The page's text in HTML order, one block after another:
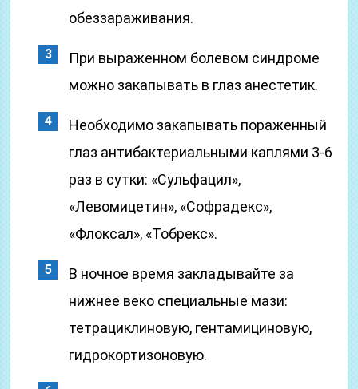
обеззараживания.
При выраженном болевом синдроме
можно закапывать в глаз анестетик.
Необходимо закапывать пораженный
глаз антибактериальными каплями 3-6
раз в сутки: «Сульфацил»,
«Левомицетин», «Софрадекс»,
«Флоксал», «Тобрекс».
В ночное время закладывайте за
нижнее веко специальные мази:
тетрациклиновую, гентамициновую,
гидрокортизоновую.